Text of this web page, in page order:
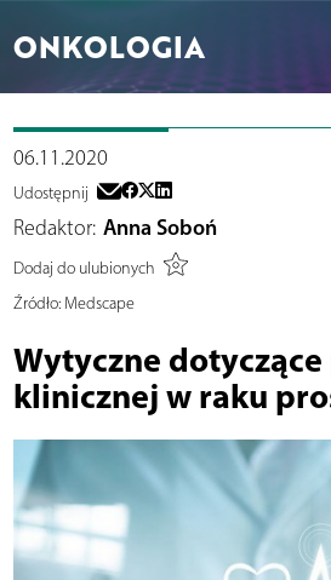
ONKOLOGIA
06.11.2020
Udostępnij
Redaktor: Anna Soboń
Dodaj do ulubionych
Źródło:Medscape
Wytyczne
klinicznej w raku